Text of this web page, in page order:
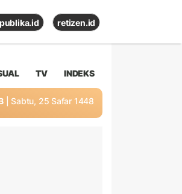
retizen.id
TV INDEKS
| Sabtu, 25 Safar 1448